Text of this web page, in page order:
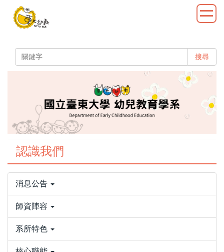
搜尋
認識我們
消息公告
師資陣容
系所特色